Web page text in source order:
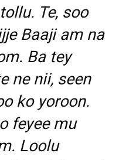
Te, soo
Baaji am na
Ba tey
ne nii, seen
ko yoroon.
feyee mu
Loolu